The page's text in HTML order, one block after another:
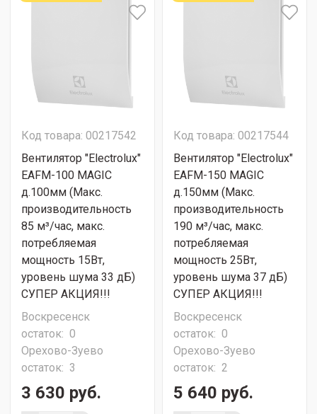
Код товара: 00217542
Вентилятор "Electrolux"
EAFM-100 MAGIC
д.100мм (Макс.
производительность
85 м³/час, макс.
потребляемая
мощность 15Вт,
уровень шума 33 дБ)
СУПЕР АКЦИЯ!!!
Воскресенск
остаток: 0
Орехово-Зуево
остаток: 3
3 630 руб.
Код товара: 00217544
Вентилятор "Electrolux"
EAFM-150 MAGIC
д.150мм (Макс.
производительность
190 м³/час, макс.
потребляемая
мощность 25Вт,
уровень шума 37 дБ)
СУПЕР АКЦИЯ!!!
Воскресенск
остаток: 0
Орехово-Зуево
остаток: 2
5 640 руб.